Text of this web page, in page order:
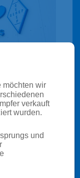
eingespieltes
Mitarbeitern,
möchten wir
verkauft
wurden.
und